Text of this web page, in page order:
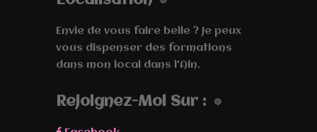
Envie de vous faire belle ? Je peux
vous dispenser des formations
dans mon local dans l'Ain.
Rejoignez-Moi Sur :